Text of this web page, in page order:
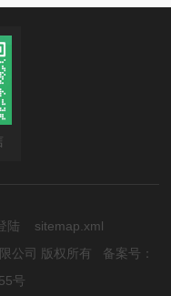
陆
sitemap.xml
公司 版权所有 备案号：
号